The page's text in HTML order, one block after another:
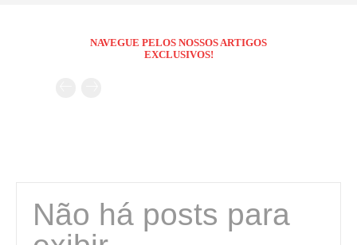
NAVEGUE PELOS NOSSOS ARTIGOS
EXCLUSIVOS!
Não há posts para